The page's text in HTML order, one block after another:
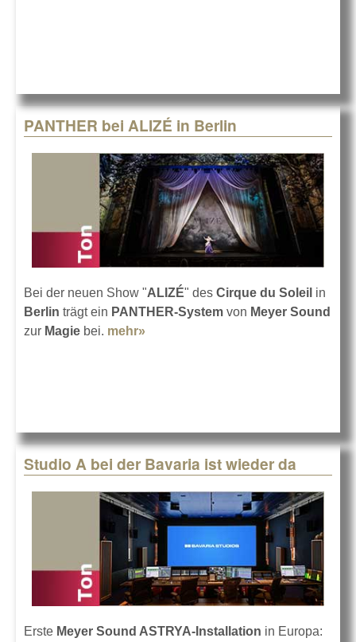
PANTHER bei ALIZÉ in Berlin
Bei der neuen Show "ALIZÉ" des Cirque du Soleil in
Berlin trägt ein PANTHER-System von Meyer Sound
zur Magie bei. mehr»
Studio A bei der Bavaria ist wieder da
Erste Meyer Sound ASTRYA-Installation in Europa: